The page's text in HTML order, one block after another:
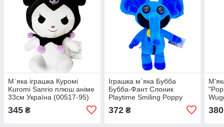
М`яка іграшка Куромі
Kuromi Sanrio плюш аніме
33см Україна (00517-95)
345 ₴
Іграшка м`яка Бубба
Бубба-Фант Слоник
Playtime Smiling Poppy
усміхнені тварини Україна
372₴ 380